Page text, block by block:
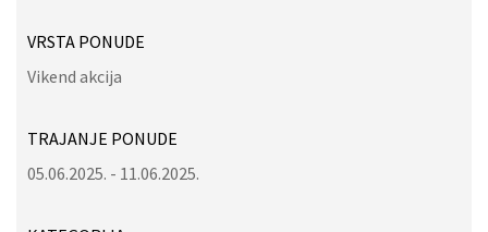
VRSTA PONUDE
Vikend akcija
TRAJANJE PONUDE
05.06.2025. - 11.06.2025.